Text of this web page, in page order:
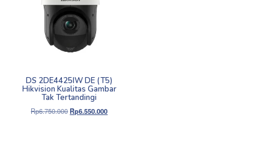
DS 2DE4425IW DE (T5)
Hikvision Kualitas Gambar
Tak Tertandingi
Rp6.750.000Harga
Rp6.550.000Harga